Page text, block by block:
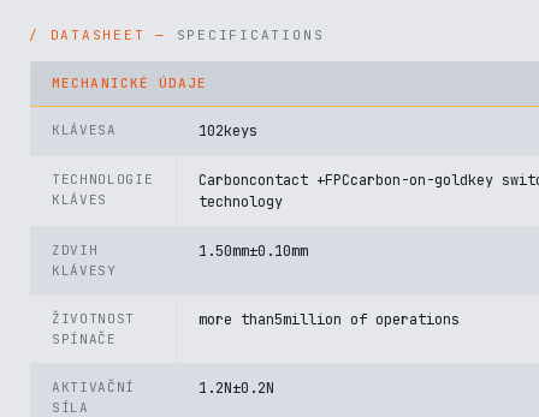
SPECIFICATIONS
MECHANICKÉ ÚDAJE
KLÁVESA 102keys
TECHNOLOGIE
KLÁVES
Carboncontact +FPCcarbon-on-goldkey
technology
ZDVIH
KLÁVESY
1.50mm±0.10mm
ŽIVOTNOST
SPÍNAČE
more than5million of operations
AKTIVAČNÍ
SÍLA
1.2N±0.2N